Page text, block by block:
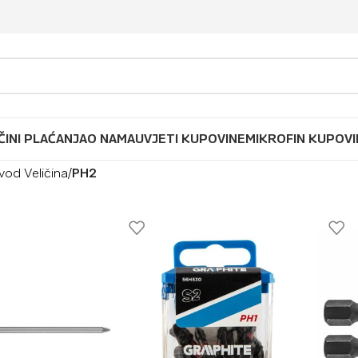
PLAĆANJAO NAMAUVJETI KUPOVINEMIKROFIN
Veličina/PH2